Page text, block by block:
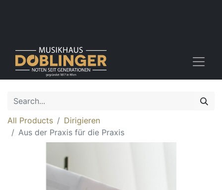
All Products
Dirigieren
Aus der Praxis für die Praxis